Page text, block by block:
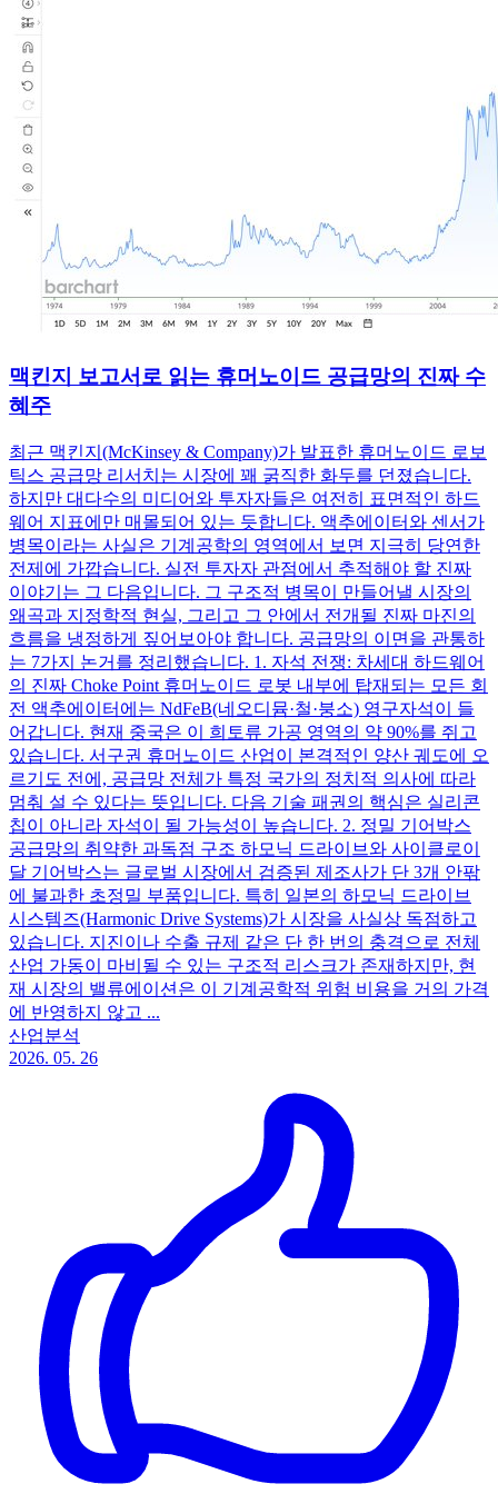
맥킨지 보고서로 읽는 휴머노이드 공급망의 진짜 수
혜주
최근 맥킨지(McKinsey & Company)가 발표한 휴머노이드 로보
틱스 공급망 리서치는 시장에 꽤 굵직한 화두를 던졌습니다.
하지만 대다수의 미디어와 투자자들은 여전히 표면적인 하드
웨어 지표에만 매몰되어 있는 듯합니다. 액추에이터와 센서가
병목이라는 사실은 기계공학의 영역에서 보면 지극히 당연한
전제에 가깝습니다. 실전 투자자 관점에서 추적해야 할 진짜
이야기는 그 다음입니다. 그 구조적 병목이 만들어낼 시장의
왜곡과 지정학적 현실, 그리고 그 안에서 전개될 진짜 마진의
흐름을 냉정하게 짚어보아야 합니다. 공급망의 이면을 관통하
는 7가지 논거를 정리했습니다. 1. 자석 전쟁: 차세대 하드웨어
의 진짜 Choke Point 휴머노이드 로봇 내부에 탑재되는 모든 회
전 액추에이터에는 NdFeB(네오디뮴·철·붕소) 영구자석이 들
어갑니다. 현재 중국은 이 희토류 가공 영역의 약 90%를 쥐고
있습니다. 서구권 휴머노이드 산업이 본격적인 양산 궤도에 오
르기도 전에, 공급망 전체가 특정 국가의 정치적 의사에 따라
멈춰 설 수 있다는 뜻입니다. 다음 기술 패권의 핵심은 실리콘
칩이 아니라 자석이 될 가능성이 높습니다. 2. 정밀 기어박스
공급망의 취약한 과독점 구조 하모닉 드라이브와 사이클로이
달 기어박스는 글로벌 시장에서 검증된 제조사가 단 3개 안팎
에 불과한 초정밀 부품입니다. 특히 일본의 하모닉 드라이브
시스템즈(Harmonic Drive Systems)가 시장을 사실상 독점하고
있습니다. 지진이나 수출 규제 같은 단 한 번의 충격으로 전체
산업 가동이 마비될 수 있는 구조적 리스크가 존재하지만, 현
재 시장의 밸류에이션은 이 기계공학적 위험 비용을 거의 가격
에 반영하지 않고 ...
산업분석
2026. 05. 26